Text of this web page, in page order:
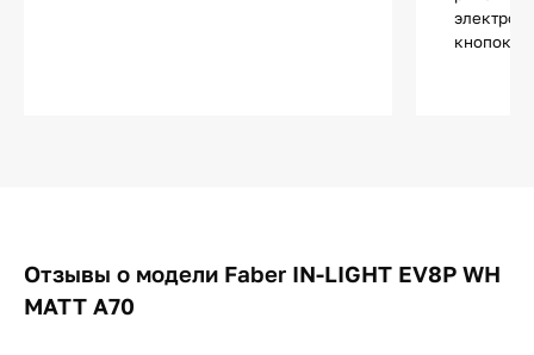
кнопок и
Отзывы о модели Faber IN-LIGHT EV8P WH
MATT A70